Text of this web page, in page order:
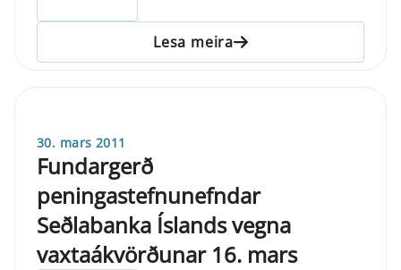
Lesa meira
30. mars 2011
Fundargerð
peningastefnunefndar
Seðlabanka Íslands vegna
vaxtaákvörðunar 16. mars